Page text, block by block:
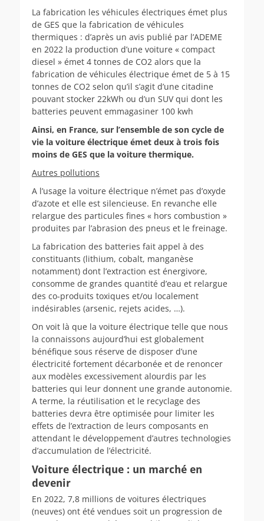
La fabrication les véhicules électriques émet plus
de GES que la fabrication de véhicules
thermiques : d’après un avis publié par l’ADEME
en 2022 la production d’une voiture « compact
diesel » émet 4 tonnes de CO2 alors que la
fabrication de véhicules électrique émet de 5 à 15
tonnes de CO2 selon qu’il s’agit d’une citadine
pouvant stocker 22kWh ou d’un SUV qui dont les
batteries peuvent emmagasiner 100 kwh
Ainsi, en France, sur l’ensemble de son cycle de
vie la voiture électrique émet deux à trois fois
moins de GES que la voiture thermique.
Autres pollutions
A l’usage la voiture électrique n’émet pas d’oxyde
d’azote et elle est silencieuse. En revanche elle
relargue des particules fines « hors combustion »
produites par l’abrasion des pneus et le freinage.
La fabrication des batteries fait appel à des
constituants (lithium, cobalt, manganèse
notamment) dont l’extraction est énergivore,
consomme de grandes quantité d’eau et relargue
des co-produits toxiques et/ou localement
indésirables (arsenic, rejets acides, …).
On voit là que la voiture électrique telle que nous
la connaissons aujourd’hui est globalement
bénéfique sous réserve de disposer d’une
électricité fortement décarbonée et de renoncer
aux modèles excessivement alourdis par les
batteries qui leur donnent une grande autonomie.
A terme, la réutilisation et le recyclage des
batteries devra être optimisée pour limiter les
effets de l’extraction de leurs composants en
attendant le développement d’autres technologies
d’accumulation de l’électricité.
Voiture électrique : un marché en
devenir
En 2022, 7,8 millions de voitures électriques
(neuves) ont été vendues soit un progression de